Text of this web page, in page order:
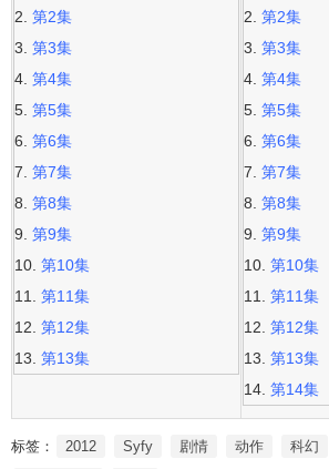
第2集
第3集
第4集
第5集
第6集
第7集
第8集
第9集
第10集
第11集
第12集
第13集
第2集
第3集
第4集
第5集
第6集
第7集
第8集
第9集
第10集
第11集
第12集
第13集
第14集
标签： 2012 Syfy 剧情 动作 科幻